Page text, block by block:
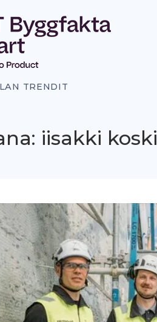
TRENDIT
iisakki koski